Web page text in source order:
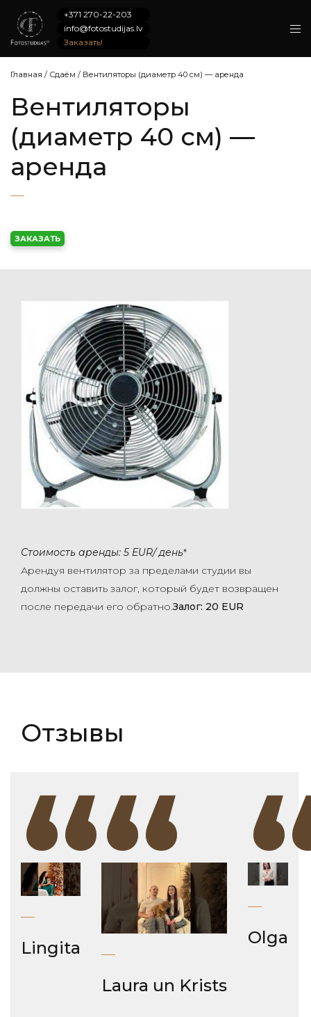
+371 270-22-203
info@fotostudijas.lv
Заказать!
Главная / Сдаём / Вентиляторы (диаметр 40 см) — аренда
Вентиляторы
(диаметр 40 см) —
аренда
ЗАКАЗАТЬ
Стоимость аренды: 5 EUR/день*
Арендуя вентилятор за пределами студии вы
должны оставить залог, который будет возвращен
после передачи его обратно.Залог: 20 EUR
Отзывы
“
Lingita “
Laura un Krists
Olga